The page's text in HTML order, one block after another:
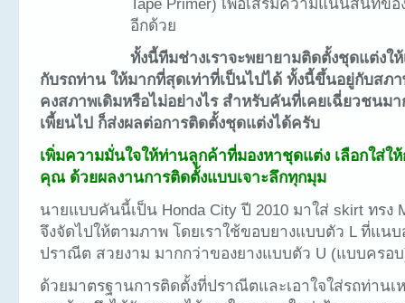
Tape Primer) เพื่อเสริมความแน่นสนิทข
อีกด้วย
ทั้งนี้ทีมช่างเราจะพยายามติดตั้งชุดแต่งใ
กับรถท่าน ให้มากที่สุดเท่าที่เป็นไปได้ ทั้งนี้ขึ้นอยู่กับสภา
คงสภาพเดิมหรือไม่อย่างไร สำหรับคันที่เคยเฉี่ยวชนมา
เพี้ยนไป ก็ส่งผลต่อการติดตั้งชุดแต่งได้ครับ
เพิ่มความมั่นใจให้ท่านลูกค้าที่มองหาชุดแต่ง เลือกใส่ใ
คุณ ด้วยผลงานการติดตั้งแบบเจาะลึกทุกมุม
นายแบบคันนี้เป็น Honda City ปี 2010 มาใส่ skirt ทรง
จึงจัดไปให้ตามภาพ โดยเราใช้ขอบยางแบบตัว L ที่แน
ปราณีต สวยงาม มากกว่าของยางแบบตัว U (แบบครอ
ด้วยมาตรฐานการติดตั้งที่ปราณีตและเอาใจใส่รถท่านเห